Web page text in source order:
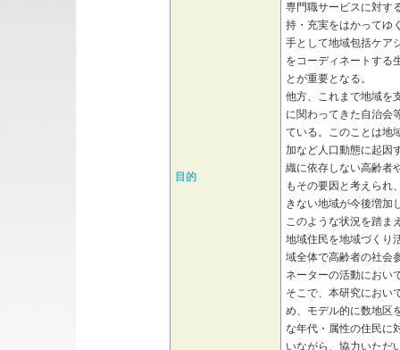
目的
専門職サービスに対す
持・充実をはかってゆ
手として地域包括ケア
をコーディネートする
とが重要となる。
他方、これまで地域を
に関わってきた自治会
ている。このことは地
加など人口動態に起因
織に依存しない高齢者
もその要因と考えられ
きない地域が今後増加
このような状況を踏ま
地域住民を地域づくり
域全体で高齢者の社会
ネーターの活動におい
そこで、本研究におい
め、モデル的に数地区
な年代・属性の住民に
いながら、協力いただ